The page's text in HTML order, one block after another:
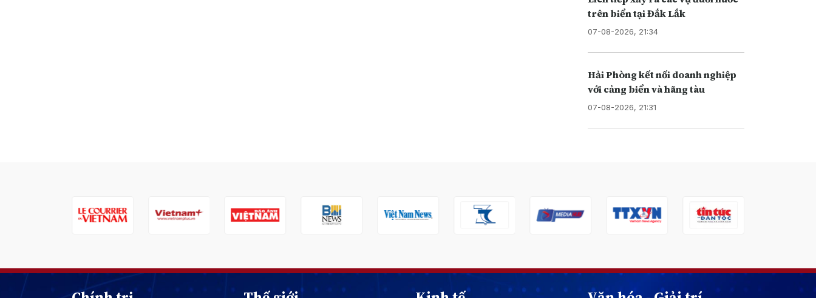
trên biển tại Đắk Lắk
07-08-2026, 21:34
Hải Phòng kết nối doanh nghiệp
với cảng biển và hãng tàu
07-08-2026, 21:31